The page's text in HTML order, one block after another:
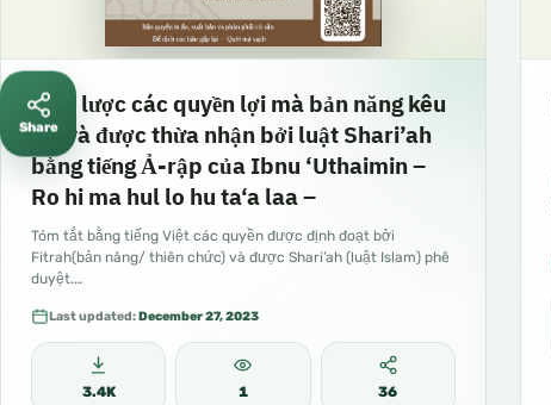
Tóm lược các quyền lợi mà bản năng kêu
gọi và được thừa nhận bởi luật Shari’ah
bằng tiếng Ả-rập của Ibnu ‘Uthaimin –
Ro hi ma hul lo hu ta‘a laa –
Tóm tắt bằng tiếng Việt các quyền được định đoạt bởi
Fitrah(bản năng/ thiên chức) và được Shari’ah (luật Islam) phê
duyệt.…
Last updated:December 27, 2023
3.4K 1 36
Share